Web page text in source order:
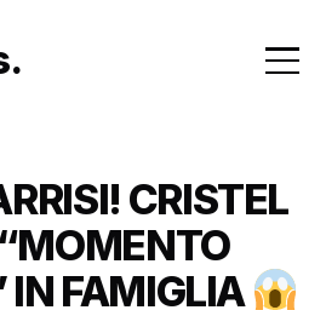
CRISTEL
IN FAMIGLIA